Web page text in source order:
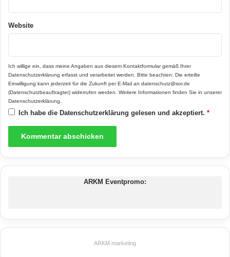
unterschiedlichen Größen und verzaubert mit
dem natürlich überdachten und gemütlichen
Café „Orangerie“. Und weil der
Ausstellungsgarten auch sonntags geöffnet ist,
können Interessierte entspannt am
Gewächshäuser flanieren und in Gedanken
schon einmal ihr individuelles
Balkon-Gewächshäuser
Website
Ich willige ein, dass meine Angaben aus diesem Kontaktformular gemäß Ihrer
Datenschutzerklärung erfasst und verarbeitet werden. Bitte beachten: Die erteilte
Einwilligung kann jederzeit für die Zukunft per E-Mail an datenschutz@sor.de
(Datenschutzbeauftragter) widerrufen werden. Weitere Informationen finden Sie in unserer
Datenschutzerklärung
Ich habe die Datenschutzerklärung gelesen und akzeptiert. *
ARKM Eventpromo:
ARKM.marketing